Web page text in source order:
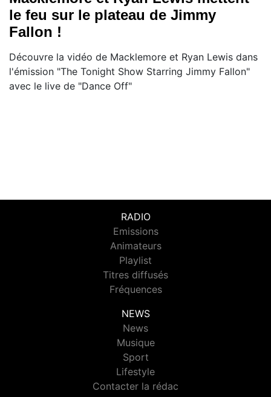
le feu sur le plateau de Jimmy
Fallon !
Découvre la vidéo de Macklemore et Ryan Lewis dans
l'émission "The Tonight Show Starring Jimmy Fallon"
avec le live de "Dance Off"
RADIO
Emissions
Animateurs
Playlist
Titres diffusés
Fréquences
NEWS
News
Musique
Sport
Lifestyle
Contacter la rédac